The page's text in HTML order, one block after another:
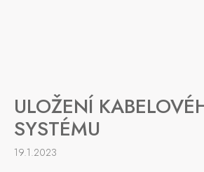
ULOŽENÍ
SYSTÉMU
19.1.2023